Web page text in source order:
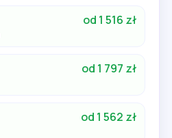
od 1 516 zł
od 1 797 zł
od 1 562 zł